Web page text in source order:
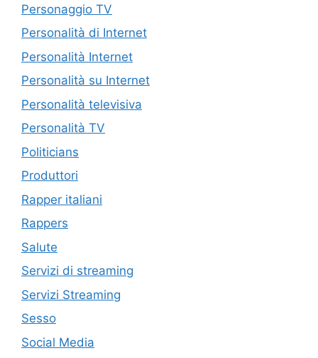
Personaggio TV
Personalità di Internet
Personalità Internet
Personalità su Internet
Personalità televisiva
Personalità TV
Politicians
Produttori
Rapper italiani
Rappers
Salute
Servizi di streaming
Servizi Streaming
Sesso
Social Media